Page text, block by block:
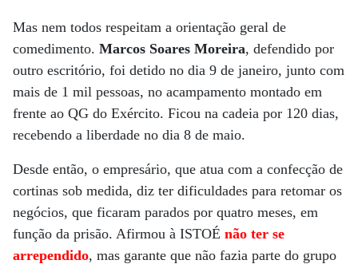
Mas nem todos respeitam a orientação geral de
comedimento. Marcos Soares Moreira, defendido por
outro escritório, foi detido no dia 9 de janeiro, junto com
mais de 1 mil pessoas, no acampamento montado em
frente ao QG do Exército. Ficou na cadeia por 120 dias,
recebendo a liberdade no dia 8 de maio.
Desde então, o empresário, que atua com a confecção de
cortinas sob medida, diz ter dificuldades para retomar os
negócios, que ficaram parados por quatro meses, em
função da prisão. Afirmou à ISTOÉ não ter se
arrependido, mas garante que não fazia parte do grupo